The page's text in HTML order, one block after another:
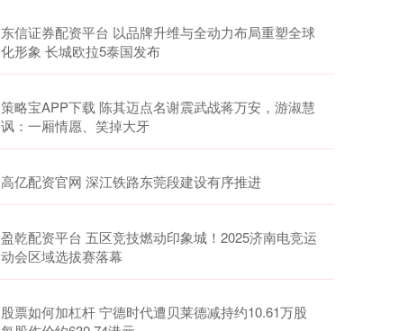
东信证券配资平台 以品牌升维与全动力布局重塑全球
化形象 长城欧拉5泰国发布
策略宝APP下载 陈其迈点名谢震武战蒋万安，游淑慧
讽：一厢情愿、笑掉大牙
高亿配资官网 深江铁路东莞段建设有序推进
盈乾配资平台 五区竞技燃动印象城！2025济南电竞运
动会区域选拔赛落幕
股票如何加杠杆 宁德时代遭贝莱德减持约10.61万股